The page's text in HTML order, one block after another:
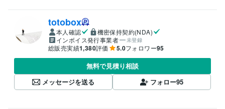
totobox
本人確認
機密保持契約(NDA)
インボイス発行事業者
未登録
総販売実績1,380評価 5.0フォロワー95
無料で見積り相談
メッセージを送る
フォロー95